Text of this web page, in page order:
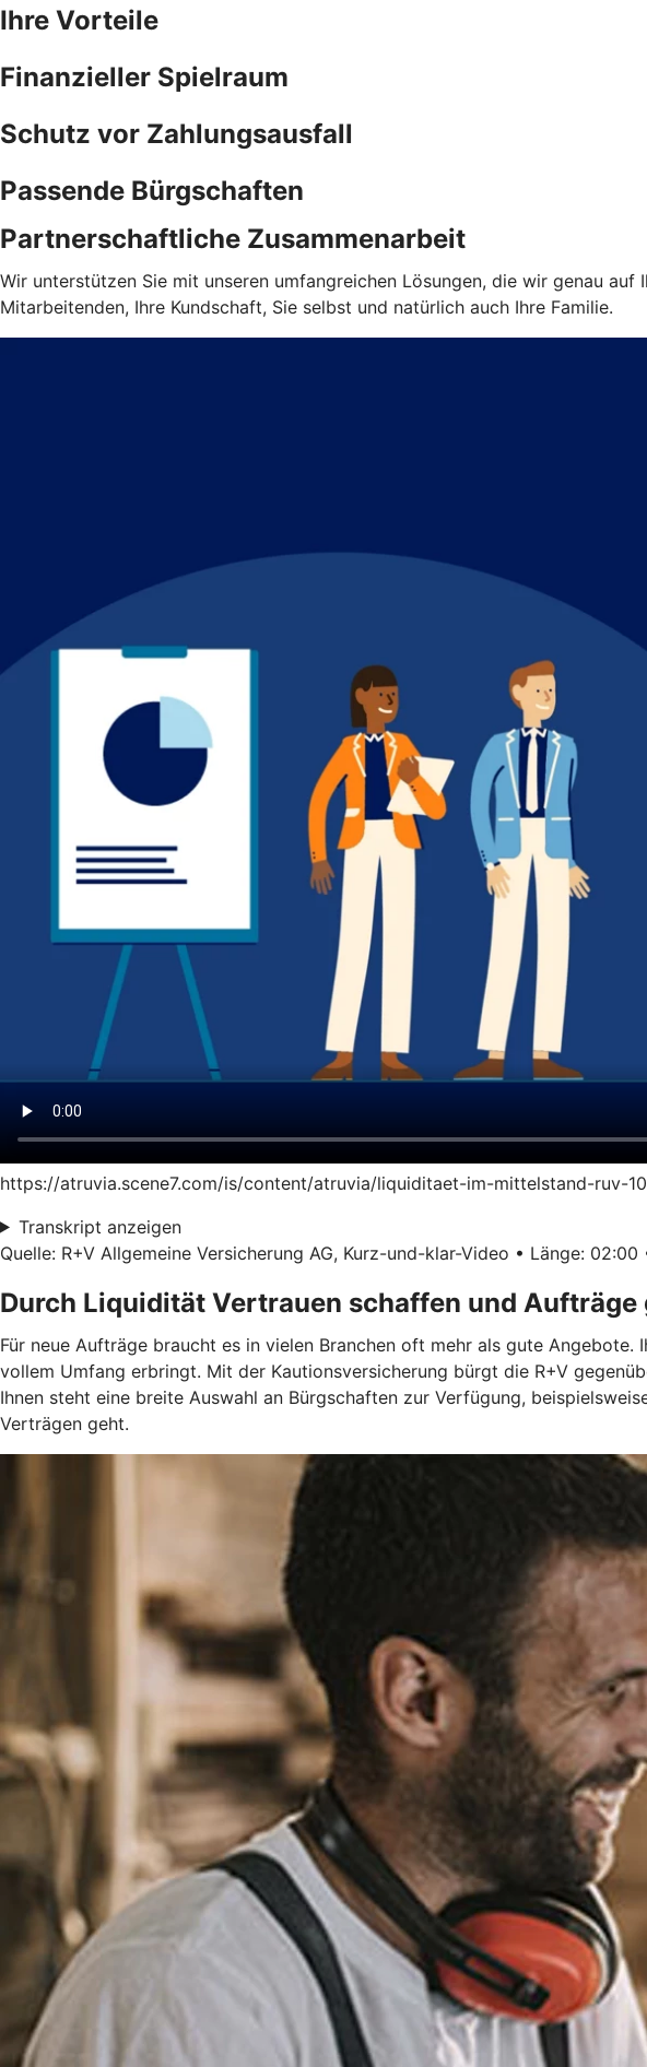
Ihre Vorteile
Finanzieller Spielraum
Schutz vor Zahlungsausfall
Passende Bürgschaften
Partnerschaftliche Zusammenarbeit
Wir unterstützen Sie mit unseren umfangreichen Lösungen, die wir genau
Mitarbeitenden, Ihre Kundschaft, Sie selbst und natürlich auch Ihre Familie.
https://atruvia.scene7.com/is/content/atruvia/liquiditaet-im-mittelstand-ruv-
Transkript anzeigen
Quelle: R+V Allgemeine Versicherung AG, Kurz-und-klar-Video • Länge:
Durch Liquidität Vertrauen schaffen und Aufträge
Für neue Aufträge braucht es in vielen Branchen oft mehr als gute
vollem Umfang erbringt. Mit der Kautionsversicherung bürgt die R+V
Ihnen steht eine breite Auswahl an Bürgschaften zur Verfügung,
Verträgen geht.